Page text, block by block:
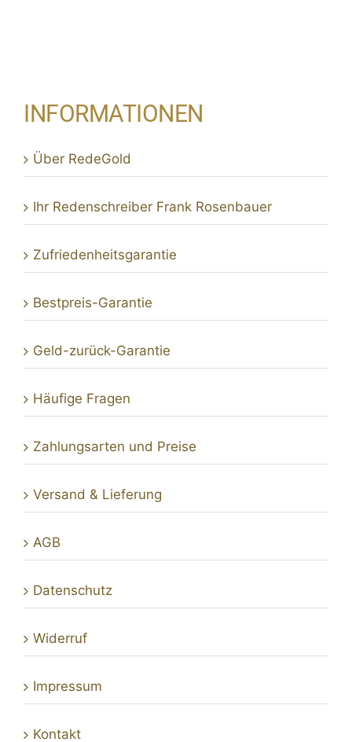
INFOR­MA­TIONEN
Über Rede­Gold
Ihr Reden­schreiber Frank Rosenbauer
Zufrie­den­heits­ga­rantie
Best­preis-Garantie
Geld-zurück-Garantie
Häufige Fragen
Zahlungs­arten und Preise
Versand & Lieferung
AGB
Daten­schutz
Widerruf
Impressum
Kontakt